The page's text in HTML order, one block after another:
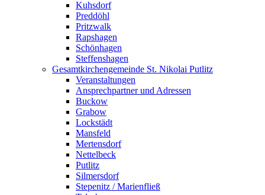
Kuhsdorf
Preddöhl
Pritzwalk
Rapshagen
Schönhagen
Steffenshagen
Gesamtkirchengemeinde St. Nikolai Putlitz
Veranstaltungen
Ansprechpartner und Adressen
Buckow
Grabow
Lockstädt
Mansfeld
Mertensdorf
Nettelbeck
Putlitz
Silmersdorf
Stepenitz / Marienfließ